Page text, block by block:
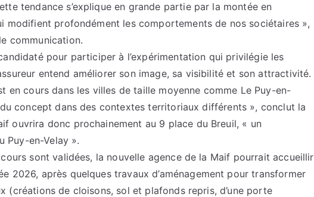
tendance s’explique en grande partie par la montée en
modifient profondément les comportements de nos sociétaires »,
communication.
pour participer à l’expérimentation qui privilégie les
entend améliorer son image, sa visibilité et son attractivité.
en cours dans les villes de taille moyenne comme Le Puy-en-
concept dans des contextes territoriaux différents », conclut la
ouvrira donc prochainement au 9 place du Breuil, « un
Puy-en-Velay ».
sont validées, la nouvelle agence de la Maif pourrait accueillir
2026, après quelques travaux d’aménagement pour transformer
(créations de cloisons, sol et plafonds repris, d’une porte